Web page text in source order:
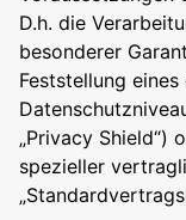
D.h. die
besonderer
Feststellung
„Privacy Shield“)
spezieller